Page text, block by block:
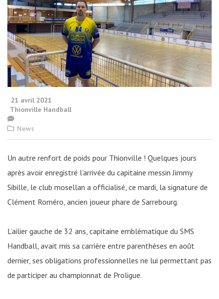
21 avril 2021
Thionville Handball
News
Un autre renfort de poids pour Thionville ! Quelques jours
après avoir enregistré l’arrivée du capitaine messin Jimmy
Sibille, le club mosellan a officialisé, ce mardi, la signature de
Clément Roméro, ancien joueur phare de Sarrebourg.
L’ailier gauche de 32 ans, capitaine emblématique du SMS
Handball, avait mis sa carrière entre parenthèses en août
dernier, ses obligations professionnelles ne lui permettant pas
de participer au championnat de Proligue.